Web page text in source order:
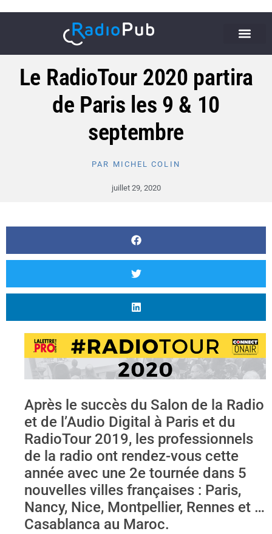
Le RadioTour 2020 partira
de Paris les 9 & 10
septembre
PAR MICHEL COLIN
juillet 29, 2020
Après le succès du Salon de la Radio
et de l’Audio Digital à Paris et du
RadioTour 2019, les professionnels
de la radio ont rendez-vous cette
année avec une 2e tournée dans 5
nouvelles villes françaises : Paris,
Nancy, Nice, Montpellier, Rennes et …
Casablanca au Maroc.